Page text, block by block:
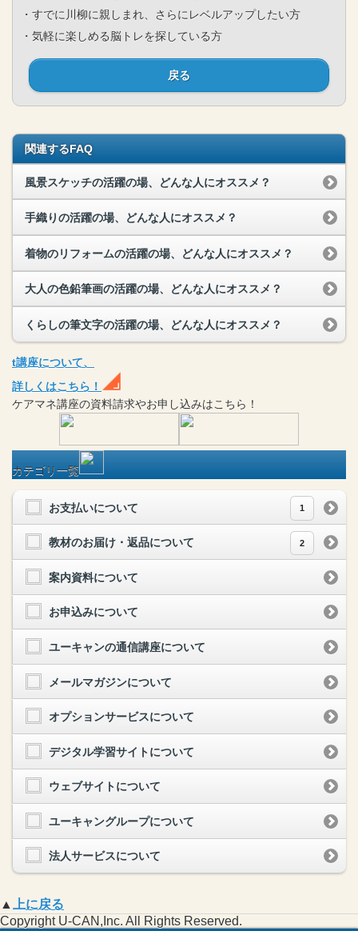
・すでに川柳に親しまれ、さらにレベルアップしたい方
・気軽に楽しめる脳トレを探している方
戻る
関連するFAQ
風景スケッチの活躍の場、どんな人にオススメ？
手織りの活躍の場、どんな人にオススメ？
着物のリフォームの活躍の場、どんな人にオススメ？
大人の色鉛筆画の活躍の場、どんな人にオススメ？
くらしの筆文字の活躍の場、どんな人にオススメ？
t講座について、
詳しくはこちら！
ケアマネ講座の資料請求やお申し込みはこちら！
カテゴリ一覧
お支払いについて 1
教材のお届け・返品について 2
案内資料について
お申込みについて
ユーキャンの通信講座について
メールマガジンについて
オプションサービスについて
デジタル学習サイトについて
ウェブサイトについて
ユーキャングループについて
法人サービスについて
▲
上に戻る
Copyright U-CAN,Inc. All Rights Reserved.